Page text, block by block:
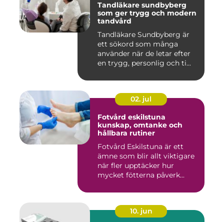
Tandläkare sundbyberg
som ger trygg och modern
tandvård
Tandläkare Sundbyberg är
ett sökord som många
använder när de letar efter
en trygg, personlig och ti...
02. jul
Fotvård eskilstuna
kunskap, omtanke och
hållbara rutiner
Fotvård Eskilstuna är ett
ämne som blir allt viktigare
när fler upptäcker hur
mycket fötterna påverk...
10. jun